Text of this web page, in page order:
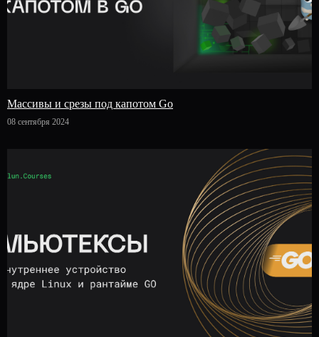
Массивы и срезы под капотом Go
08 сентября 2024